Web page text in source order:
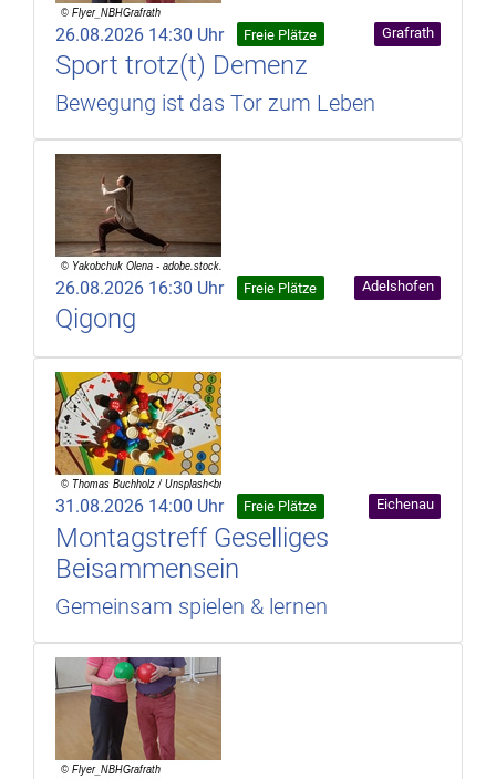
26.08.2026 14:30 Uhr Freie Plätze Grafrath
Sport trotz(t) Demenz
Bewegung ist das Tor zum Leben
26.08.2026 16:30 Uhr Freie Plätze Adelshofen
Qigong
31.08.2026 14:00 Uhr Freie Plätze Eichenau
Montagstreff Geselliges
Beisammensein
Gemeinsam spielen & lernen